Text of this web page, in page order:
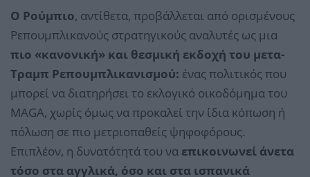
Ο Ρούμπιο, αντίθετα, προβάλλεται από ορισμένους
Ρεπουμπλικανούς στρατηγικούς αναλυτές ως μια
πιο «κανονική» και θεσμική εκδοχή του μετα-
Τραμπ Ρεπουμπλικανισμού: ένας πολιτικός που
μπορεί να διατηρήσει το εκλογικό οικοδόμημα του
MAGA, χωρίς όμως να προκαλεί την ίδια κόπωση ή
πόλωση σε πιο μετριοπαθείς ψηφοφόρους.
Επιπλέον, η δυνατότητά του να επικοινωνεί άνετα
τόσο στα αγγλικά, όσο και στα ισπανικά